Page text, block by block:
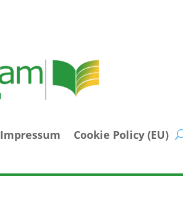
Impressum Cookie Policy (EU)